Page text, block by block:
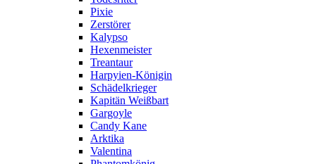
Pixie
Zerstörer
Kalypso
Hexenmeister
Treantaur
Harpyien-Königin
Schädelkrieger
Kapitän Weißbart
Gargoyle
Candy Kane
Arktika
Valentina